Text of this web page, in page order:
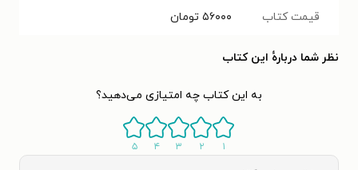
قیمت کتاب ۵۶۰۰۰ تومان
نظر شما دربارهٔ این کتاب
به این کتاب چه امتیازی می‌دهید؟
۱ ۲ ۳ ۴ ۵